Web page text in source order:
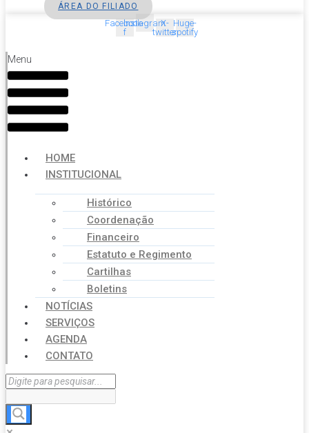
ÁREA DO FILIADO
Facebook-
f
InstagramX-
twitter
Huge-
spotify
Menu
HOME
INSTITUCIONAL
Histórico
Coordenação
Financeiro
Estatuto e Regimento
Cartilhas
Boletins
NOTÍCIAS
SERVIÇOS
AGENDA
CONTATO